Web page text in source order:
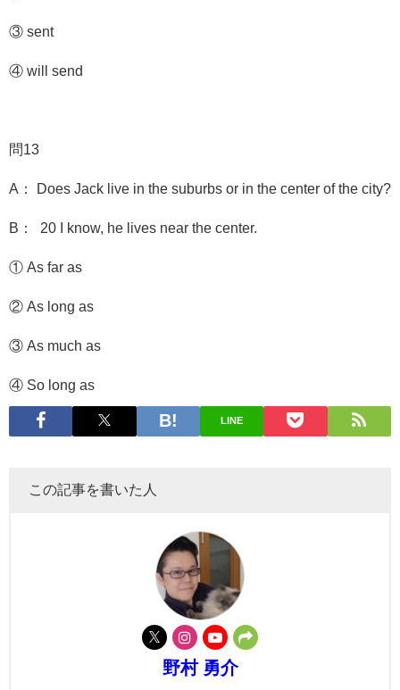
③ sent
④ will send
問13
A： Does Jack live in the suburbs or in the center of the city?
B： 20 I know, he lives near the center.
① As far as
② As long as
③ As much as
④ So long as
LINE
この記事を書いた人
野村 勇介